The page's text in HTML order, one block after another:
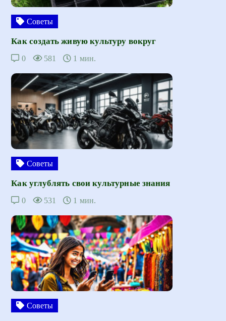
Советы
Как создать живую культуру вокруг
0 581 1 мин.
Советы
Как углублять свои культурные знания
0 531 1 мин.
Советы